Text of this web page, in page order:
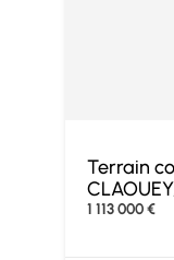
Terrain
1 113 000 €